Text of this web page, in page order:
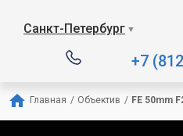
Санкт-Петербург ▼
+7
Главная / Объектив / FE 50mm